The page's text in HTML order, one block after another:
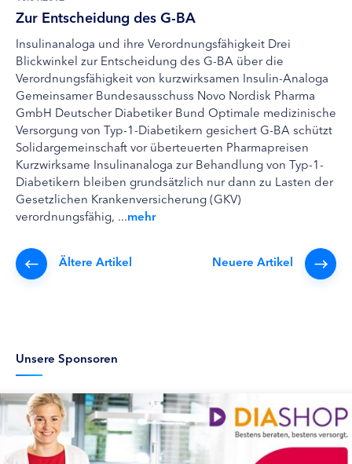
Zur Entscheidung des G-BA
Insulinanaloga und ihre Verordnungsfähigkeit Drei
Blickwinkel zur Entscheidung des G-BA über die
Verordnungsfähigkeit von kurzwirksamen Insulin-Analoga
Gemeinsamer Bundesausschuss Novo Nordisk Pharma
GmbH Deutscher Diabetiker Bund Optimale medizinische
Versorgung von Typ-1-Diabetikern gesichert G-BA schützt
Solidargemeinschaft vor überteuerten Pharmapreisen
Kurzwirksame Insulinanaloga zur Behandlung von Typ-1-
Diabetikern bleiben grundsätzlich nur dann zu Lasten der
Gesetzlichen Krankenversicherung (GKV)
verordnungsfähig, ...mehr
Neuere Artikel
Ältere Artikel
Unsere Sponsoren